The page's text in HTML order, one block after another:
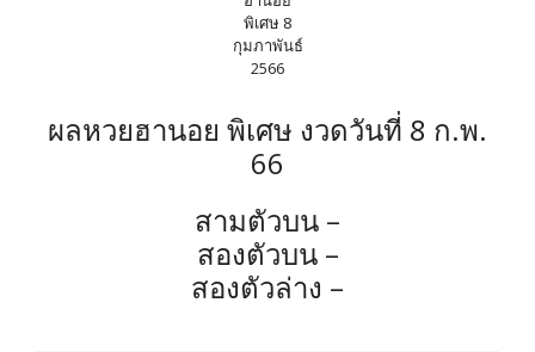
พิเศษ 8
กุมภาพันธ์
2566
ผลหวยฮานอย พิเศษ งวดวันที่ 8 ก.พ.
66
สามตัวบน –
สองตัวบน –
สองตัวล่าง –